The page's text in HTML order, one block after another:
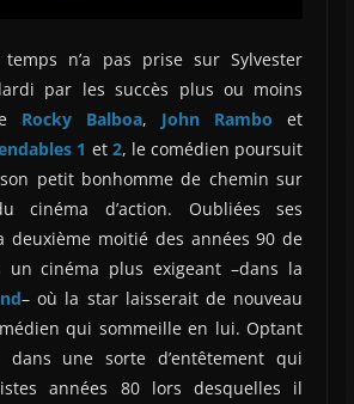
temps n’a pas prise sur Sylvester
par les succès plus ou moins
Rocky Balboa, John Rambo et
1 et 2, le comédien poursuit
petit bonhomme de chemin sur
cinéma d’action. Oubliées ses
deuxième moitié des années 90 de
un cinéma plus exigeant –dans la
– où la star laisserait de nouveau
qui sommeille en lui. Optant
une sorte d’entêtement qui
années 80 lors desquelles il